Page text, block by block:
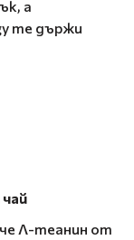
а
те държи
Л-теанин от